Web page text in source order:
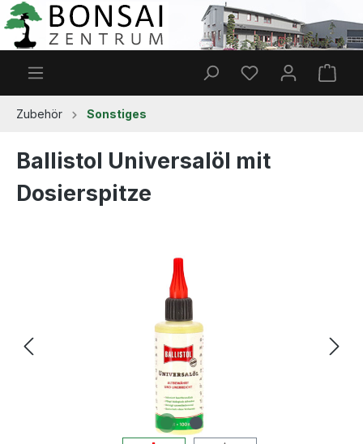
Zum Hauptinhalt springen
Du hast 0
Zubehör Sonstiges
Ballistol Universalöl mit
Dosierspitze